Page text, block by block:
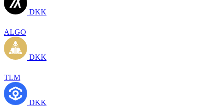
DKK
ALGO
DKK
TLM
DKK